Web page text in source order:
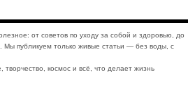
от советов по уходу за собой и здоровью, до
Мы публикуем только живые статьи — без воды, с
космос и всё, что делает жизнь